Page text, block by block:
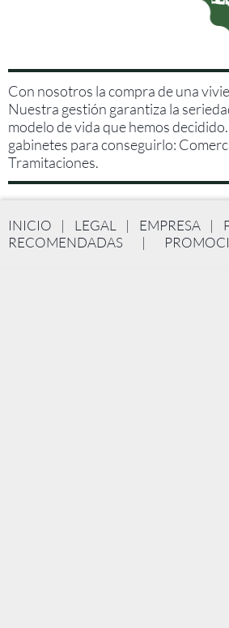
Con nosotros la compra de una
Nuestra gestión garantiza la
modelo de vida que hemos
gabinetes para conseguirlo:
Tramitaciones.
INICIO | LEGAL | EMPRESA |
RECOMENDADAS
|